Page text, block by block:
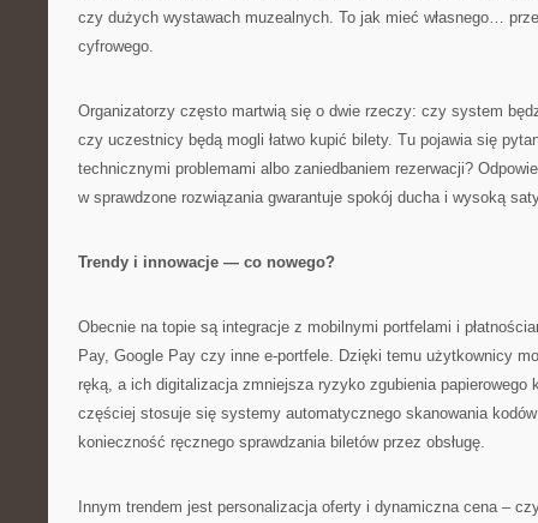
czy dużych wystawach muzealnych. To jak mieć własnego…
cyfrowego.
Organizatorzy często martwią się o dwie rzeczy: czy system
czy uczestnicy będą mogli łatwo kupić bilety. Tu pojawia się
technicznymi problemami albo zaniedbaniem rezerwacji?
w sprawdzone rozwiązania gwarantuje spokój ducha i wysoką
Trendy i innowacje — co nowego?
Obecnie na topie są integracje z mobilnymi portfelami i
Pay, Google Pay czy inne e-portfele. Dzięki temu użytkownicy
ręką, a ich digitalizacja zmniejsza ryzyko zgubienia papierowego
częściej stosuje się systemy automatycznego skanowania
konieczność ręcznego sprawdzania biletów przez obsługę.
Innym trendem jest personalizacja oferty i dynamiczna cena –